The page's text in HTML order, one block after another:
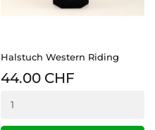
Halstuch Western Riding
44.00 CHF